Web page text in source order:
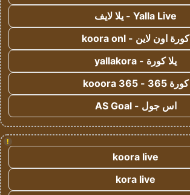
Yalla Live - يلا لايف
كورة اون لاين - koora onl
يلا كورة - yallakora
كورة 365 - kooora 365
اس جول - AS Goal
!
koora live
kora live